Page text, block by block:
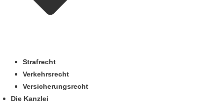
Strafrecht
Verkehrsrecht
Versicherungsrecht
Die Kanzlei